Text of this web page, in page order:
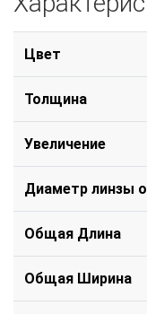
Цвет
Толщина
Увеличение
Диаметр линзы
Общая Длина
Общая Ширина